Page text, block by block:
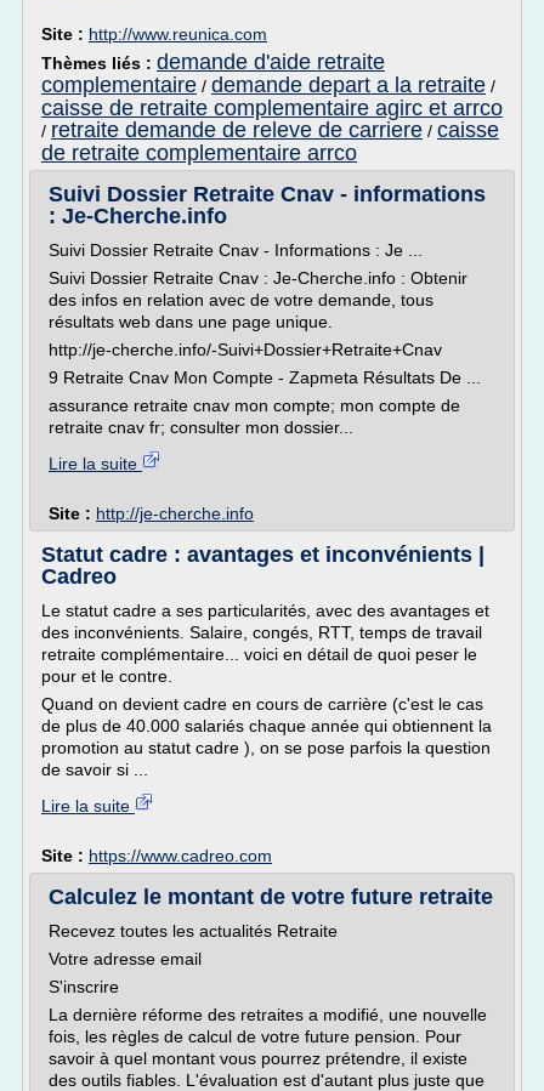
Site : http://www.reunica.com
Thèmes liés : demande d'aide retraite
complementaire / demande depart a la retraite /
caisse de retraite complementaire agirc et arrco
/ retraite demande de releve de carriere / caisse
de retraite complementaire arrco
Suivi Dossier Retraite Cnav - informations
: Je-Cherche.info
Suivi Dossier Retraite Cnav - Informations : Je ...
Suivi Dossier Retraite Cnav : Je-Cherche.info : Obtenir
des infos en relation avec de votre demande, tous
résultats web dans une page unique.
http://je-cherche.info/-Suivi+Dossier+Retraite+Cnav
9 Retraite Cnav Mon Compte - Zapmeta Résultats De ...
assurance retraite cnav mon compte; mon compte de
retraite cnav fr; consulter mon dossier...
Lire la suite
Site : http://je-cherche.info
Statut cadre : avantages et inconvénients |
Cadreo
Le statut cadre a ses particularités, avec des avantages et
des inconvénients. Salaire, congés, RTT, temps de travail
retraite complémentaire... voici en détail de quoi peser le
pour et le contre.
Quand on devient cadre en cours de carrière (c'est le cas
de plus de 40.000 salariés chaque année qui obtiennent la
promotion au statut cadre ), on se pose parfois la question
de savoir si ...
Lire la suite
Site : https://www.cadreo.com
Calculez le montant de votre future retraite
Recevez toutes les actualités Retraite
Votre adresse email
S'inscrire
La dernière réforme des retraites a modifié, une nouvelle
fois, les règles de calcul de votre future pension. Pour
savoir à quel montant vous pourrez prétendre, il existe
des outils fiables. L'évaluation est d'autant plus juste que